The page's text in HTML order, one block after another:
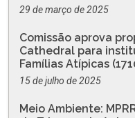
29 de março de 2025
Comissão aprova
Cathedral para
Famílias Atípicas
15 de julho de 2025
Meio Ambiente: